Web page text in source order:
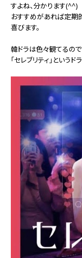
すよね、分かります(^^)
おすすめがあれば定期
喜びます。
韓ドラは色々観てるの
｢セレブリティ」というド